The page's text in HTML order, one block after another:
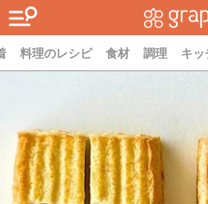
料理のレシピ 食材 調理 キッ